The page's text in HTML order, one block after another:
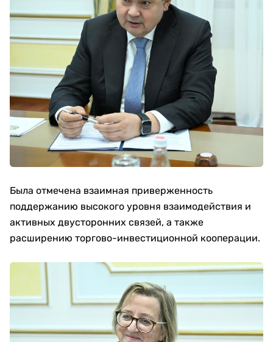
Была отмечена взаимная приверженность
поддержанию высокого уровня взаимодействия и
активных двусторонних связей, а также
расширению торгово-инвестиционной кооперации.